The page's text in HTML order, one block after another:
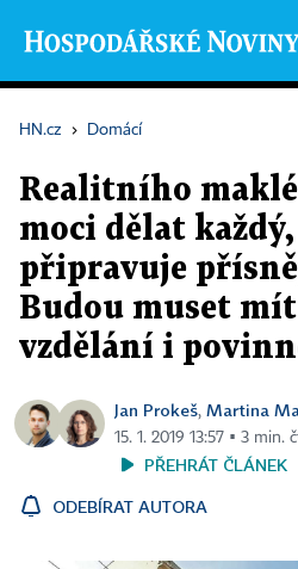
HN.cz › Domácí
Realitního
moci dělat
připravuje
Budou muset
vzdělání i
Jan Prokeš, Martina
15. 1. 2019 13:57 ▪ 3 min.
PŘEHRÁT ČLÁNEK
ODEBÍRAT AUTORA